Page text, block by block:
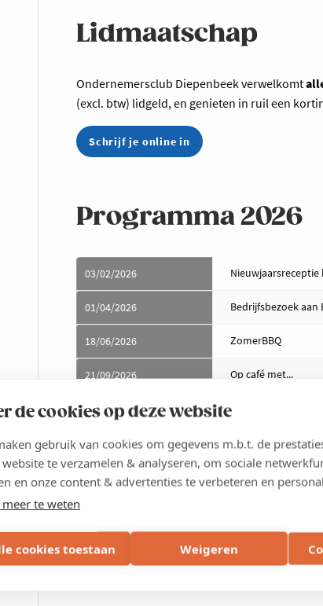
de cookies op deze website
gebruik van cookies om gegevens m.b.t. de
website te verzamelen & analyseren, om sociale
en onze content & advertenties te verbeteren en
te weten
cookies toestaan Weigeren
Lidmaatschap
Ondernemersclub Diepenbeek verwelkomt
(excl. btw) lidgeld, en genieten in ruil een
Schrijf je online in
Programma 2026
03/02/2026 Nieuwjaarsreceptie
01/04/2026 Bedrijfsbezoek aan
18/06/2026 ZomerBBQ
21/09/2026 Op café met...
Najaar 2026 ntb
December 2026 Kerstdrink
Volgende activiteit